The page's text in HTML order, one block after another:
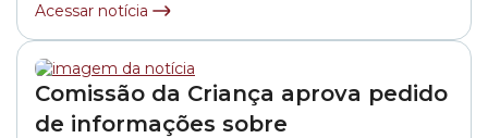
Acessar notícia
Comissão da Criança aprova pedido
de informações sobre